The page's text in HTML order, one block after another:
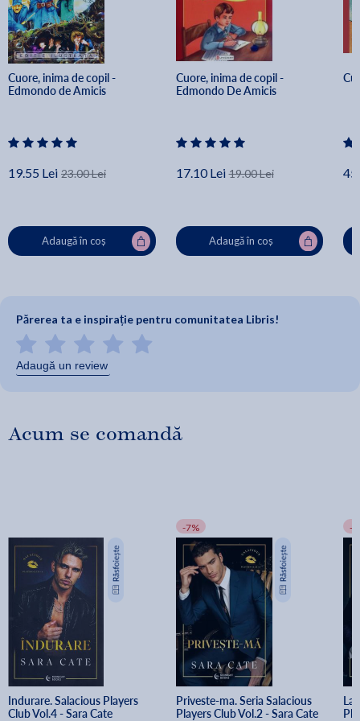
Cuore, inima de copil -
Edmondo de Amicis
19.55 Lei 23.00 Lei
Adaugă în coș
Cuore, inima de copil -
Edmondo De Amicis
17.10 Lei 19.00 Lei
Adaugă în coș
Părerea ta e inspirație pentru comunitatea Libris!
Adaugă un review
Acum se comandă
Indurare. Salacious Players
Club Vol.4 - Sara Cate
-7%
Priveste-ma. Seria Salacious
Players Club Vol.2 - Sara Cate
-